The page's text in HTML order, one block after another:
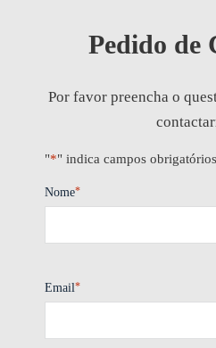
Pedido de
Por favor preencha o
"*" indica campos obrigatórios
Nome*
Email*